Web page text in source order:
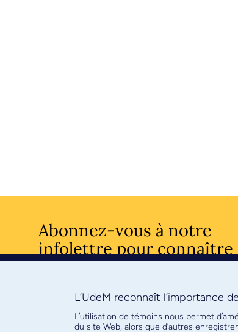
Abonnez-vous à notre
infolettre pour connaître
l’actualité facultaire
L’UdeM reconnaît l’importance
L’utilisation de témoins nous permet
du site Web, alors que d’autres